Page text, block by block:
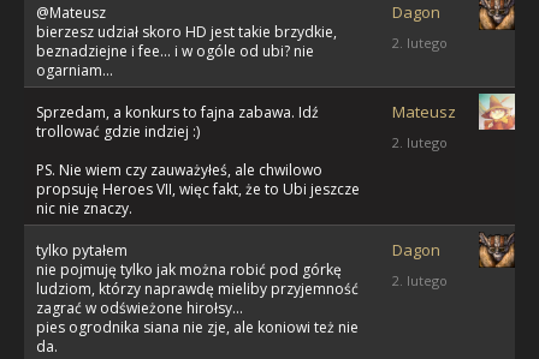
Dagon
2. lutego
@Mateusz
bierzesz udział skoro HD jest takie brzydkie,
beznadziejne i fee... i w ogóle od ubi? nie
ogarniam...
Mateusz
2. lutego
Sprzedam, a konkurs to fajna zabawa. Idź
trollować gdzie indziej :)
PS. Nie wiem czy zauważyłeś, ale chwilowo
propsuję Heroes VII, więc fakt, że to Ubi jeszcze
nic nie znaczy.
Dagon
2. lutego
tylko pytałem
nie pojmuję tylko jak można robić pod górkę
ludziom, którzy naprawdę mieliby przyjemność
zagrać w odświeżone hirołsy...
pies ogrodnika siana nie zje, ale koniowi też nie
da.